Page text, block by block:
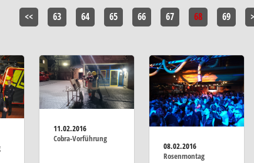
<< 63 64 65 66 67 68 69
11.02.2016
Cobra-Vorführung
08.02.2016
Rosenmontag